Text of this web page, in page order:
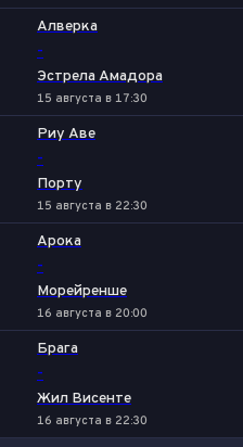
Алверка
-
Эстрела Амадора
15 августа в 17:30
Риу Аве
-
Порту
15 августа в 22:30
Арока
-
Морейренше
16 августа в 20:00
Брага
-
Жил Висенте
16 августа в 22:30